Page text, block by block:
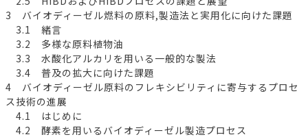
3 バイオディーゼル燃料の原料,製造法と実用化に向けた課題
3.1 緒言
3.2 多様な原料植物油
3.3 水酸化アルカリを用いる一般的な製法
3.4 普及の拡大に向けた課題
4 バイオディーゼル原料のフレキシビリティに寄与するプロセ
ス技術の進展
4.1 はじめに
4.2 酵素を用いるバイオディーゼル製造プロセス